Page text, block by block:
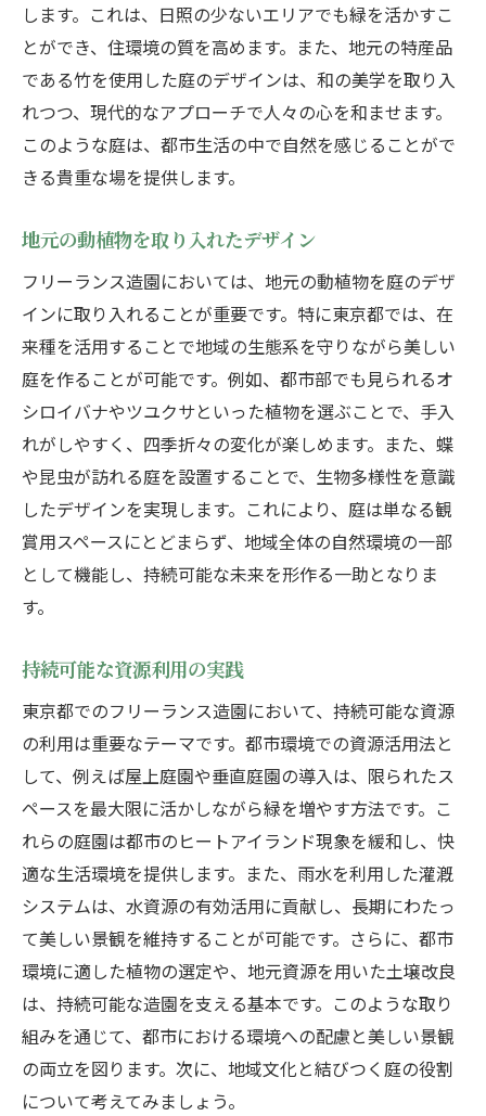
します。これは、日照の少ないエリアでも緑を活かすこ
とができ、住環境の質を高めます。また、地元の特産品
である竹を使用した庭のデザインは、和の美学を取り入
れつつ、現代的なアプローチで人々の心を和ませます。
このような庭は、都市生活の中で自然を感じることがで
きる貴重な場を提供します。
地元の動植物を取り入れたデザイン
フリーランス造園においては、地元の動植物を庭のデザ
インに取り入れることが重要です。特に東京都では、在
来種を活用することで地域の生態系を守りながら美しい
庭を作ることが可能です。例如、都市部でも見られるオ
シロイバナやツユクサといった植物を選ぶことで、手入
れがしやすく、四季折々の変化が楽しめます。また、蝶
や昆虫が訪れる庭を設置することで、生物多様性を意識
したデザインを実現します。これにより、庭は単なる観
賞用スペースにとどまらず、地域全体の自然環境の一部
として機能し、持続可能な未来を形作る一助となりま
す。
持続可能な資源利用の実践
東京都でのフリーランス造園において、持続可能な資源
の利用は重要なテーマです。都市環境での資源活用法と
して、例えば屋上庭園や垂直庭園の導入は、限られたス
ペースを最大限に活かしながら緑を増やす方法です。こ
れらの庭園は都市のヒートアイランド現象を緩和し、快
適な生活環境を提供します。また、雨水を利用した灌漑
システムは、水資源の有効活用に貢献し、長期にわたっ
て美しい景観を維持することが可能です。さらに、都市
環境に適した植物の選定や、地元資源を用いた土壌改良
は、持続可能な造園を支える基本です。このような取り
組みを通じて、都市における環境への配慮と美しい景観
の両立を図ります。次に、地域文化と結びつく庭の役割
について考えてみましょう。